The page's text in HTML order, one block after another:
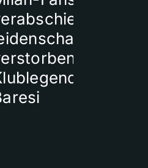
sich
von
Franco